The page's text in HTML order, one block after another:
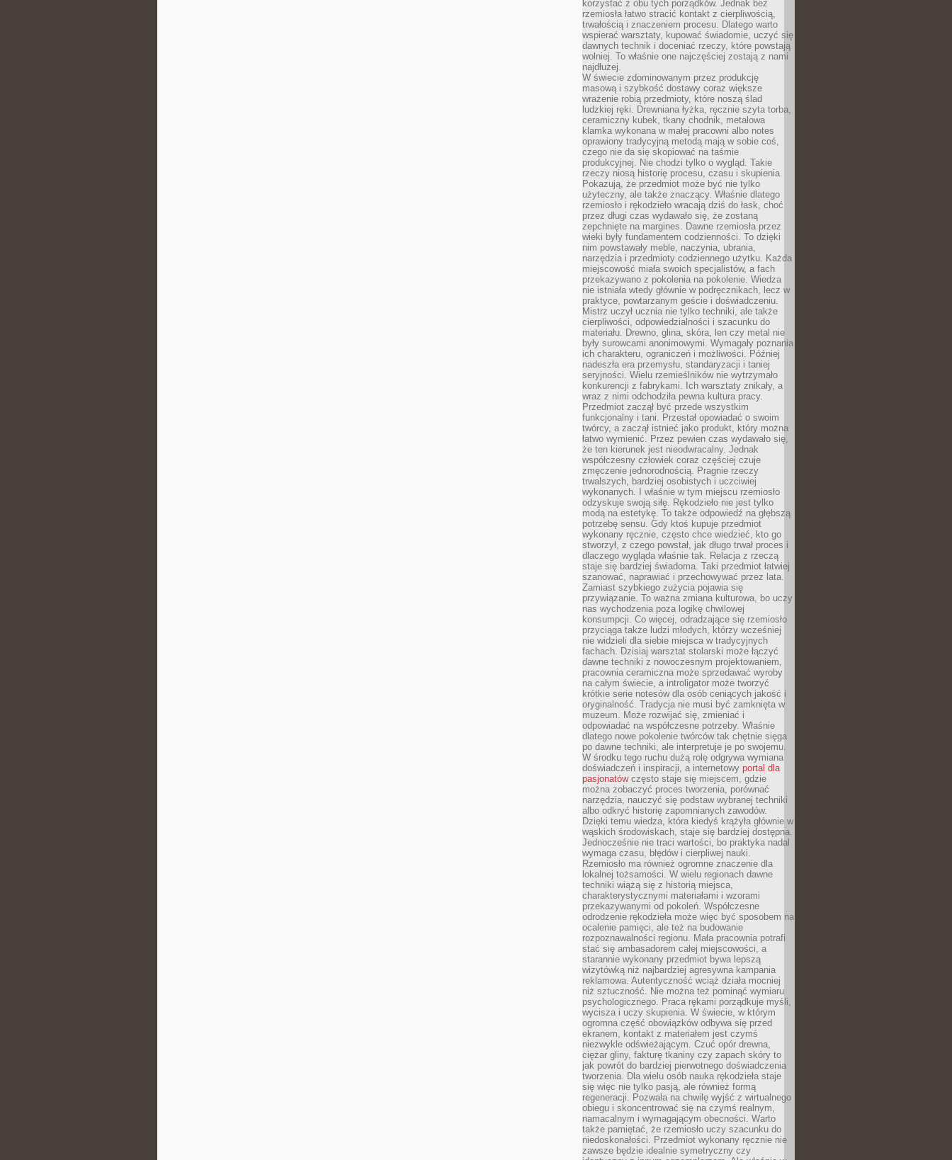
korzystać z obu tych porządków. Jednak bez
rzemiosła łatwo stracić kontakt z cierpliwością,
trwałością i znaczeniem procesu. Dlatego warto
wspierać warsztaty, kupować świadomie, uczyć się
dawnych technik i doceniać rzeczy, które powstają
wolniej. To właśnie one najczęściej zostają z nami
najdłużej.
W świecie zdominowanym przez produkcję
masową i szybkość dostawy coraz większe
wrażenie robią przedmioty, które noszą ślad
ludzkiej ręki. Drewniana łyżka, ręcznie szyta torba,
ceramiczny kubek, tkany chodnik, metalowa
klamka wykonana w małej pracowni albo notes
oprawiony tradycyjną metodą mają w sobie coś,
czego nie da się skopiować na taśmie
produkcyjnej. Nie chodzi tylko o wygląd. Takie
rzeczy niosą historię procesu, czasu i skupienia.
Pokazują, że przedmiot może być nie tylko
użyteczny, ale także znaczący. Właśnie dlatego
rzemiosło i rękodzieło wracają dziś do łask, choć
przez długi czas wydawało się, że zostaną
zepchnięte na margines. Dawne rzemiosła przez
wieki były fundamentem codzienności. To dzięki
nim powstawały meble, naczynia, ubrania,
narzędzia i przedmioty codziennego użytku. Każda
miejscowość miała swoich specjalistów, a fach
przekazywano z pokolenia na pokolenie. Wiedza
nie istniała wtedy głównie w podręcznikach, lecz w
praktyce, powtarzanym geście i doświadczeniu.
Mistrz uczył ucznia nie tylko techniki, ale także
cierpliwości, odpowiedzialności i szacunku do
materiału. Drewno, glina, skóra, len czy metal nie
były surowcami anonimowymi. Wymagały poznania
ich charakteru, ograniczeń i możliwości. Później
nadeszła era przemysłu, standaryzacji i taniej
seryjności. Wielu rzemieślników nie wytrzymało
konkurencji z fabrykami. Ich warsztaty znikały, a
wraz z nimi odchodziła pewna kultura pracy.
Przedmiot zaczął być przede wszystkim
funkcjonalny i tani. Przestał opowiadać o swoim
twórcy, a zaczął istnieć jako produkt, który można
łatwo wymienić. Przez pewien czas wydawało się,
że ten kierunek jest nieodwracalny. Jednak
współczesny człowiek coraz częściej czuje
zmęczenie jednorodnością. Pragnie rzeczy
trwalszych, bardziej osobistych i uczciwiej
wykonanych. I właśnie w tym miejscu rzemiosło
odzyskuje swoją siłę. Rękodzieło nie jest tylko
modą na estetykę. To także odpowiedź na głębszą
potrzebę sensu. Gdy ktoś kupuje przedmiot
wykonany ręcznie, często chce wiedzieć, kto go
stworzył, z czego powstał, jak długo trwał proces i
dlaczego wygląda właśnie tak. Relacja z rzeczą
staje się bardziej świadoma. Taki przedmiot łatwiej
szanować, naprawiać i przechowywać przez lata.
Zamiast szybkiego zużycia pojawia się
przywiązanie. To ważna zmiana kulturowa, bo uczy
nas wychodzenia poza logikę chwilowej
konsumpcji. Co więcej, odradzające się rzemiosło
przyciąga także ludzi młodych, którzy wcześniej
nie widzieli dla siebie miejsca w tradycyjnych
fachach. Dzisiaj warsztat stolarski może łączyć
dawne techniki z nowoczesnym projektowaniem,
pracownia ceramiczna może sprzedawać wyroby
na całym świecie, a introligator może tworzyć
krótkie serie notesów dla osób ceniących jakość i
oryginalność. Tradycja nie musi być zamknięta w
muzeum. Może rozwijać się, zmieniać i
odpowiadać na współczesne potrzeby. Właśnie
dlatego nowe pokolenie twórców tak chętnie sięga
po dawne techniki, ale interpretuje je po swojemu.
W środku tego ruchu dużą rolę odgrywa wymiana
doświadczeń i inspiracji, a internetowy portal dla
pasjonatówczęsto staje się miejscem, gdzie
można zobaczyć proces tworzenia, porównać
narzędzia, nauczyć się podstaw wybranej techniki
albo odkryć historię zapomnianych zawodów.
Dzięki temu wiedza, która kiedyś krążyła głównie w
wąskich środowiskach, staje się bardziej dostępna.
Jednocześnie nie traci wartości, bo praktyka nadal
wymaga czasu, błędów i cierpliwej nauki.
Rzemiosło ma również ogromne znaczenie dla
lokalnej tożsamości. W wielu regionach dawne
techniki wiążą się z historią miejsca,
charakterystycznymi materiałami i wzorami
przekazywanymi od pokoleń. Współczesne
odrodzenie rękodzieła może więc być sposobem na
ocalenie pamięci, ale też na budowanie
rozpoznawalności regionu. Mała pracownia potrafi
stać się ambasadorem całej miejscowości, a
starannie wykonany przedmiot bywa lepszą
wizytówką niż najbardziej agresywna kampania
reklamowa. Autentyczność wciąż działa mocniej
niż sztuczność. Nie można też pominąć wymiaru
psychologicznego. Praca rękami porządkuje myśli,
wycisza i uczy skupienia. W świecie, w którym
ogromna część obowiązków odbywa się przed
ekranem, kontakt z materiałem jest czymś
niezwykle odświeżającym. Czuć opór drewna,
ciężar gliny, fakturę tkaniny czy zapach skóry to
jak powrót do bardziej pierwotnego doświadczenia
tworzenia. Dla wielu osób nauka rękodzieła staje
się więc nie tylko pasją, ale również formą
regeneracji. Pozwala na chwilę wyjść z wirtualnego
obiegu i skoncentrować się na czymś realnym,
namacalnym i wymagającym obecności. Warto
także pamiętać, że rzemiosło uczy szacunku do
niedoskonałości. Przedmiot wykonany ręcznie nie
zawsze będzie idealnie symetryczny czy